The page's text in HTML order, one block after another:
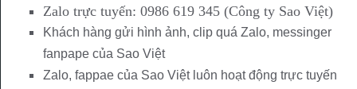
Zalo trực tuyến: 0986 619 345 (Công ty Sao Việt)
Khách hàng gửi hình ảnh, clip quá Zalo, messinger
fanpape của Sao Việt
Zalo, fappae của Sao Việt luôn hoạt động trực tuyến